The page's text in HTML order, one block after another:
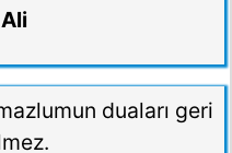
duaları geri